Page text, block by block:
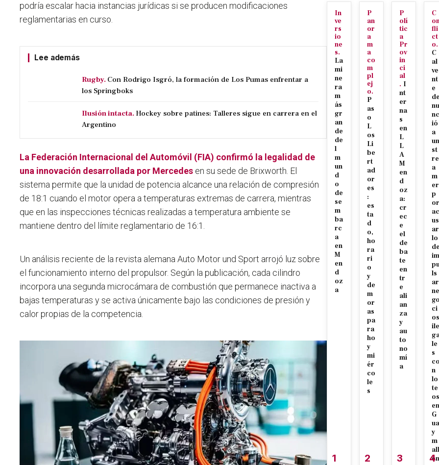
podría escalar hacia instancias jurídicas si se producen modificaciones
reglamentarias en curso.
Lee además
Rugby. Con Rodrigo Isgró, la formación de Los Pumas enfrentar a
los Springboks
Ilusión intacta. Hockey sobre patines: Talleres sigue en carrera en el
Argentino
La Federación Internacional del Automóvil (FIA) confirmó la legalidad de
una innovación desarrollada por Mercedes en su sede de Brixworth. El
sistema permite que la unidad de potencia alcance una relación de compresión
de 18:1 cuando el motor opera a temperaturas extremas de carrera, mientras
que en las inspecciones técnicas realizadas a temperatura ambiente se
mantiene dentro del límite reglamentario de 16:1.
Un análisis reciente de la revista alemana Auto Motor und Sport arrojó luz sobre
el funcionamiento interno del propulsor. Según la publicación, cada cilindro
incorpora una segunda microcámara de combustión que permanece inactiva a
bajas temperaturas y se activa únicamente bajo las condiciones de presión y
calor propias de la competencia.
In
ve
rs
io
ne
s.
La
mi
ne
ra
m
ás
gr
an
de
de
l
m
un
d
o
de
se
m
ba
rc
a
en
M
en
d
oz
a
1
P
an
or
a
m
a
co
m
pl
ej
o.
P
as
o
L
os
Li
be
rt
ad
or
es
:
es
ta
d
o,
ho
ra
ri
o
y
de
m
or
as
pa
ra
ho
y
mi
ér
co
le
s
2
P
olí
tic
a
Pr
ov
in
ci
al
. I
nt
er
na
s
en
L
L
A
M
en
d
oz
a:
cr
ec
e
el
de
ba
te
en
tr
e
ali
an
za
y
au
to
no
mí
a
3
C
fli
ct
o.
C
al
ve
nt
e
de
nu
nc
ió
a
un
st
re
a
m
er
p
or
ac
us
ar
lo
de
im
ls
ar
ne
go
ci
os
ile
le
s
co
n
lo
te
os
en
G
ua
y
m
all
én
4